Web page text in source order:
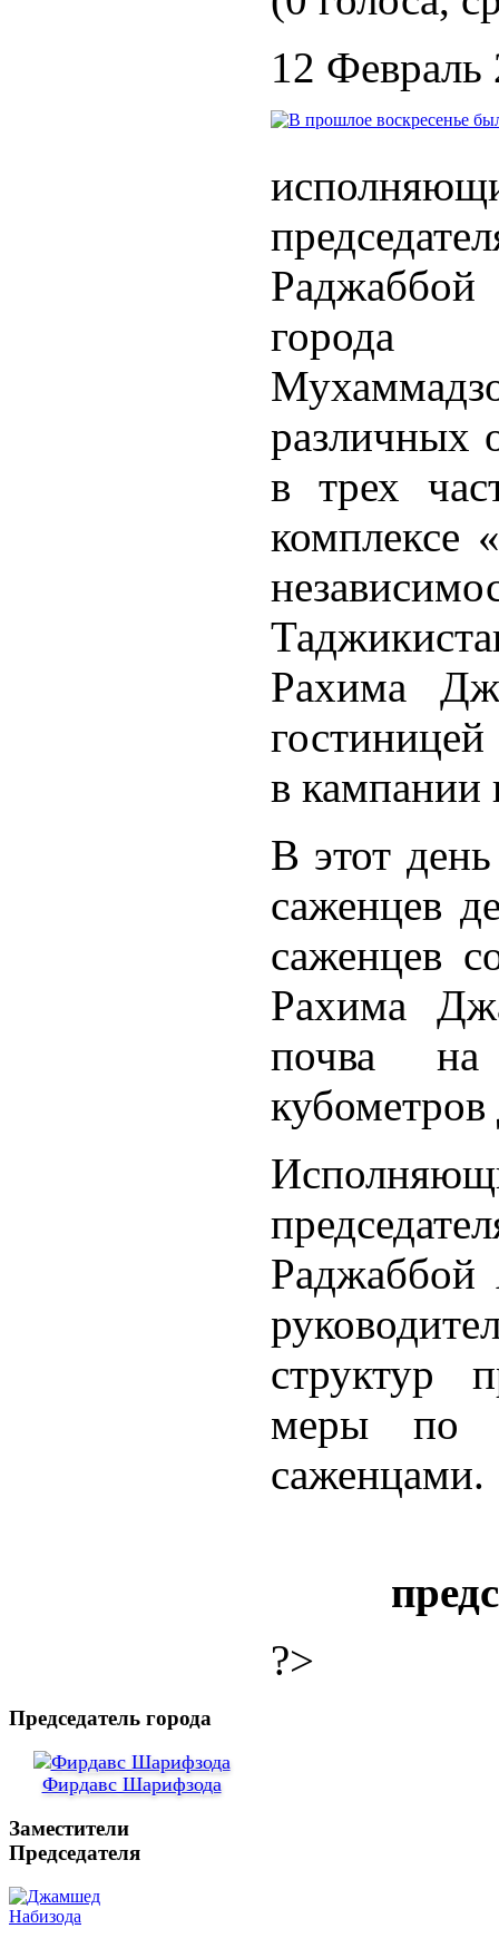
12 Февраль
Раджаббой
города
различных
в трех
комплексе
Рахима
в кампании
В этот
саженцев
саженцев
Рахима
почва
кубометров
Раджаббой
структур
меры по
саженцами.
?>
Председатель города
Фирдавс Шарифзода
Заместители
Председателя